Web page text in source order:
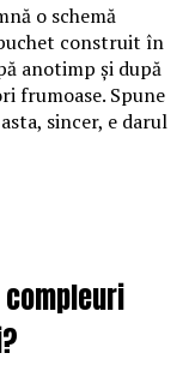
o schemă
construit în
anotimp și după
frumoase. Spune
sincer, e darul